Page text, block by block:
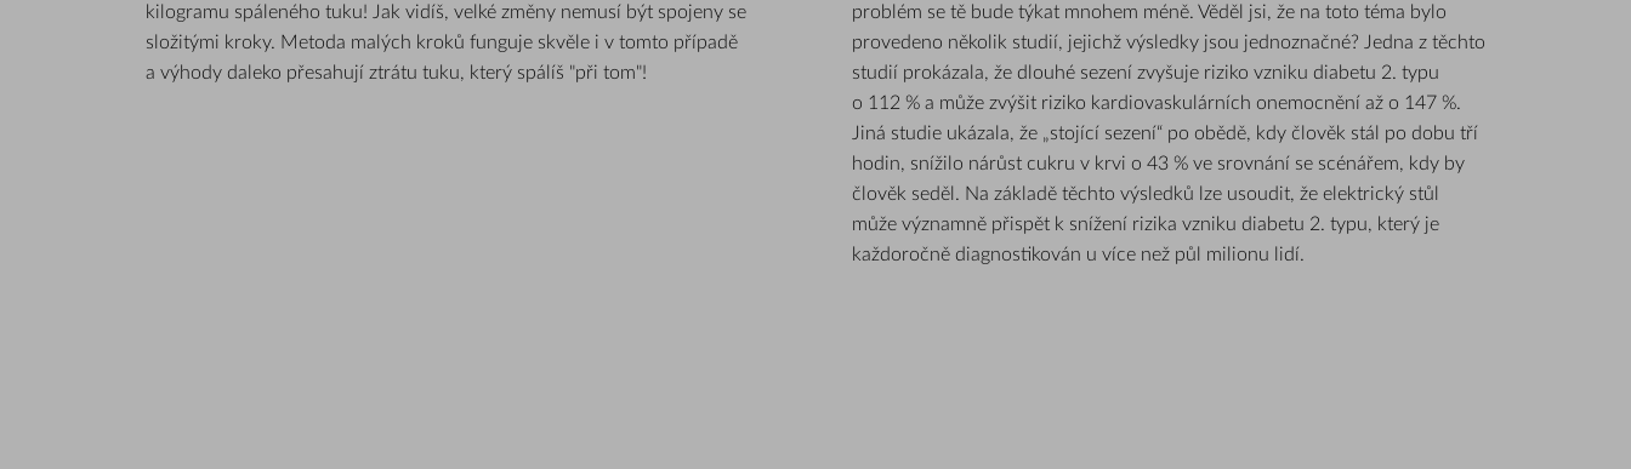
kilogramu spáleného tuku! Jak vidíš, velké změny nemusí být spojeny se
složitými kroky. Metoda malých kroků funguje skvěle i v tomto případě
a výhody daleko přesahují ztrátu tuku, který spálíš "při tom"!
problém se tě bude týkat mnohem méně. Věděl jsi, že na toto téma bylo
provedeno několik studií, jejichž výsledky jsou jednoznačné? Jedna z těchto
studií prokázala, že dlouhé sezení zvyšuje riziko vzniku diabetu 2. typu
o 112 % a může zvýšit riziko kardiovaskulárních onemocnění až o 147 %.
Jiná studie ukázala, že „stojící sezení“ po obědě, kdy člověk stál po dobu tří
hodin, snížilo nárůst cukru v krvi o 43 % ve srovnání se scénářem, kdy by
člověk seděl. Na základě těchto výsledků lze usoudit, že elektrický stůl
může významně přispět k snížení rizika vzniku diabetu 2. typu, který je
každoročně diagnostikován u více než půl milionu lidí.